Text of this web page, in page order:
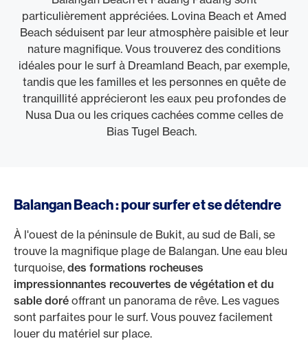
particulièrement appréciées. Lovina Beach et Amed
Beach séduisent par leur atmosphère paisible et leur
nature magnifique. Vous trouverez des conditions
idéales pour le surf à Dreamland Beach, par exemple,
tandis que les familles et les personnes en quête de
tranquillité apprécieront les eaux peu profondes de
Nusa Dua ou les criques cachées comme celles de
Bias Tugel Beach.
Balangan Beach : pour surfer et se détendre
À l'ouest de la péninsule de Bukit, au sud de Bali, se
trouve la magnifique plage de Balangan. Une eau bleu
turquoise, des formations rocheuses
impressionnantes recouvertes de végétation et du
sable doré offrant un panorama de rêve. Les vagues
sont parfaites pour le surf. Vous pouvez facilement
louer du matériel sur place.